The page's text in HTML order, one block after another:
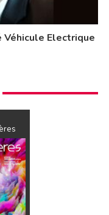
Electrique